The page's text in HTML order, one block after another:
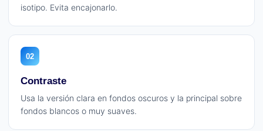
isotipo. Evita encajonarlo.
02
Contraste
Usa la versión clara en fondos oscuros y la principal sobre
fondos blancos o muy suaves.